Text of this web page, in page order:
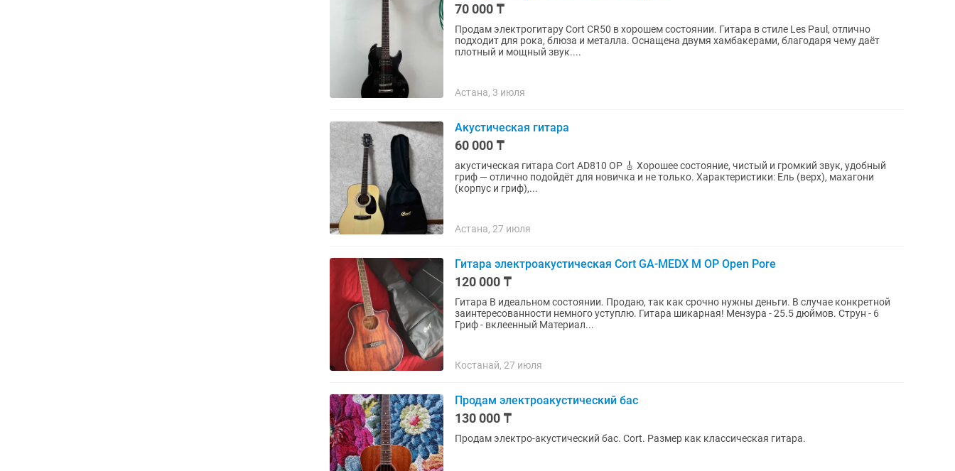
70 000 ₸
Продам электрогитару Cort CR50 в хорошем состоянии. Гитара в стиле Les Paul, отлично
подходит для рока, блюза и металла. Оснащена двумя хамбакерами, благодаря чему даёт
плотный и мощный звук....
Астана, 3 июля
Акустическая гитара
60 000 ₸
акустическая гитара Cort AD810 OP 🎸 Хорошее состояние, чистый и громкий звук, удобный
гриф — отлично подойдёт для новичка и не только. Характеристики: Ель (верх), махагони
(корпус и гриф),...
Астана, 27 июля
Гитара электроакустическая Cort GA-MEDX M OP Open Pore
120 000 ₸
Гитара В идеальном состоянии. Продаю, так как срочно нужны деньги. В случае конкретной
заинтересованности немного уступлю. Гитара шикарная! Мензура - 25.5 дюймов. Струн - 6
Гриф - вклеенный Материал...
Костанай, 27 июля
Продам электроакустический бас
130 000 ₸
Продам электро-акустический бас. Cort. Размер как классическая гитара.